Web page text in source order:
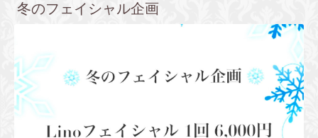
冬のフェイシャル企画